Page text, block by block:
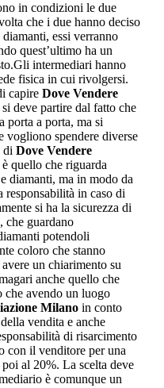
in condizioni le due
che i due hanno deciso
essi verranno
quest’ultimo ha un
intermediari hanno
fisica in cui rivolgersi.
capire Dove Vendere
deve partire dal fatto che
porta a porta, ma si
vogliono spendere diverse
di Dove Vendere
quello che riguarda
diamanti, ma in modo da
responsabilità in caso di
si ha la sicurezza di
che guardano
potendoli
coloro che stanno
un chiarimento su
anche quello che
che avendo un luogo
Milanoin conto
vendita e anche
di risarcimento
con il venditore per una
al 20%. La scelta deve
è comunque un